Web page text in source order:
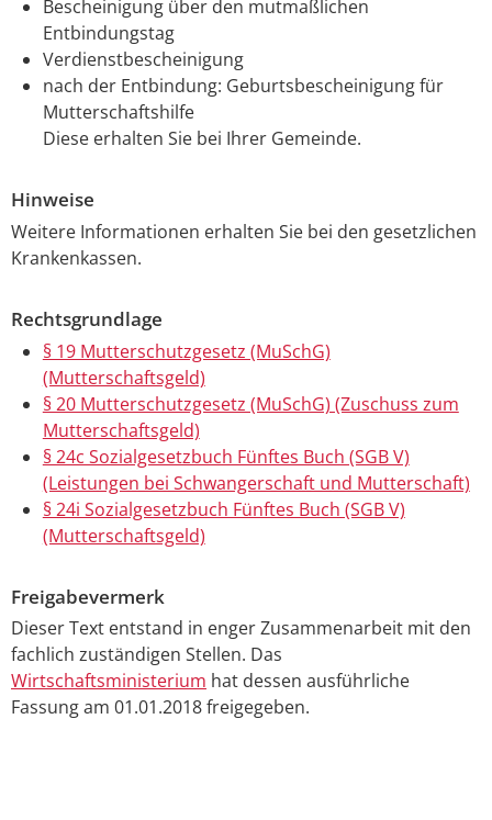
Bescheinigung über den mutmaßlichen
Entbindungstag
Verdienstbescheinigung
nach der Entbindung: Geburtsbescheinigung für
Mutterschaftshilfe
Diese erhalten Sie bei Ihrer Gemeinde.
Hinweise
Weitere Informationen erhalten Sie bei den gesetzlichen
Krankenkassen.
Rechtsgrundlage
§ 19 Mutterschutzgesetz (MuSchG)
(Mutterschaftsgeld)
§ 20 Mutterschutzgesetz (MuSchG) (Zuschuss zum
Mutterschaftsgeld)
§ 24c Sozialgesetzbuch Fünftes Buch (SGB V)
(Leistungen bei Schwangerschaft und Mutterschaft)
§ 24i Sozialgesetzbuch Fünftes Buch (SGB V)
(Mutterschaftsgeld)
Freigabevermerk
Dieser Text entstand in enger Zusammenarbeit mit den
fachlich zuständigen Stellen. Das
Wirtschaftsministerium hat dessen ausführliche
Fassung am 01.01.2018 freigegeben.